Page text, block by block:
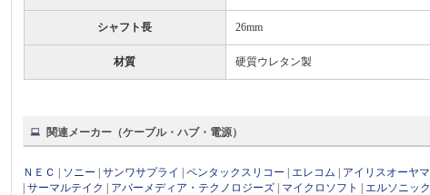
シャフト長 26mm
材質 硬質ウレタン製
関連メーカー（ケーブル・ハブ・電源）
ＮＥＣ ソニー |サンワサプライ |ペンタックスリコー エレコム アイリスオーヤマ
|サーマルテイク アバーメディア・テクノロジーズ マイクロソフト エルソニック